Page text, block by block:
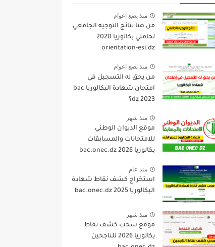
منذ بضع اعوام
من هنا نتائج التوجيه الجامعي
لحاملي بكالوريا 2020
orientation-esi.dz
منذ بضع اعوام
من يحق له التسجيل في
امتحان شهادة البكالوريا bac
dz 2023؟
منذ شهر
موقع الديوان الوطني
للامتحانات والمسابقات
بكالوريا 2026 bac.onec.dz
منذ عام
استخراج كشف نقاط شهادة
البكالوريا 2025 bac.onec.dz
منذ شهر
موقع سحب كشف نقاط
بكالوريا 2026 للناجحين